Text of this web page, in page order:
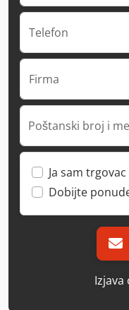
Telefon
Firma
Poštanski broj i
Ja sam trgovac
Dobijte